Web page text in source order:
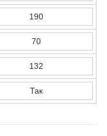
190
70
132
Так